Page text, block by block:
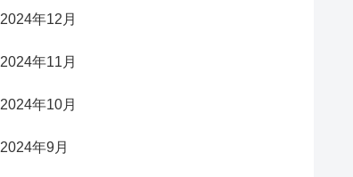
2024年12月
2024年11月
2024年10月
2024年9月